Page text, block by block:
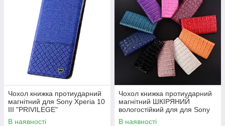
Чохол книжка протиударний
магнітний для Sony Xperia 10
III "PRIVILEGE"
В наявності
Чохол книжка протиударний
магнітний ШКІРЯНИЙ
вологостійкий для для Sony
Xperia 10 III "LUXON"
В наявності